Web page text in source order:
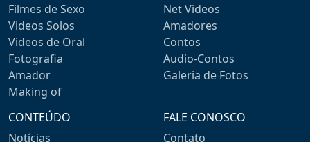
Filmes de Sexo
Videos Solos
Videos de Oral
Fotografia
Amador
Making of
Net Videos
Amadores
Contos
Audio-Contos
Galeria de Fotos
CONTEÚDO
Notícias
FALE CONOSCO
Contato